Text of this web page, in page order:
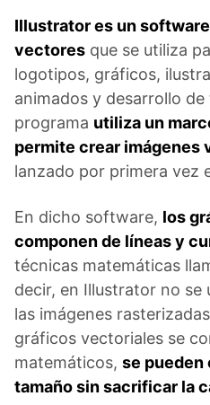
Illustrator es un
vectores que se utiliza
logotipos, gráficos,
animados y desarrollo
programa utiliza un
permite crear imágenes
lanzado por primera vez
En dicho software, los
componen de líneas y
técnicas matemáticas
decir, en Illustrator no se
las imágenes
gráficos vectoriales se
matemáticos, se pueden
tamaño sin sacrificar la